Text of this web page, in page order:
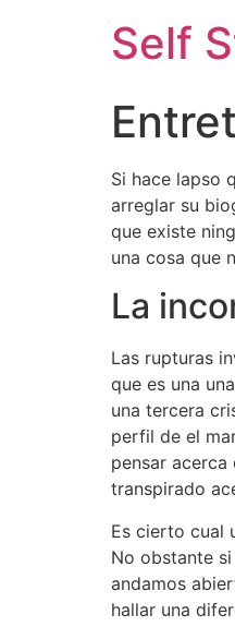
Self
Si hace lapso
arreglar su
que existe
una cosa que
La
Las rupturas
que es una
una tercera
perfil de el
pensar
transpirado
Es cierto cual
No obstante
andamos
hallar una